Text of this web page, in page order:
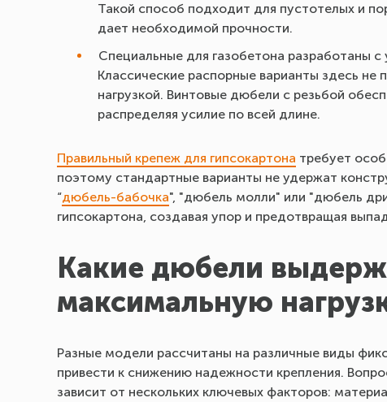
Такой способ подходит для пустотелых и
дает необходимой прочности.
Специальные для газобетона разработаны
Классические распорные варианты здесь не
нагрузкой. Винтовые дюбели с резьбой
распределяя усилие по всей длине.
Правильный крепеж для гипсокартона требует
поэтому стандартные варианты не удержат
“дюбель-бабочка", "дюбель молли" или "дюбель
гипсокартона, создавая упор и предотвращая
Какие дюбели
максимальную
Разные модели рассчитаны на различные виды
привести к снижению надежности крепления.
зависит от нескольких ключевых факторов: